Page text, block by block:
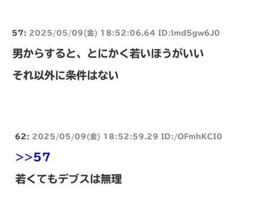
57: 2025/05/09(金) 18:52:06.64 ID:lmd5gw6J0
男からすると、とにかく若いほうがいい
それ以外に条件はない
62: 2025/05/09(金) 18:52:59.29 ID:/OFmhKCI0
>>57
若くてもデブスは無理